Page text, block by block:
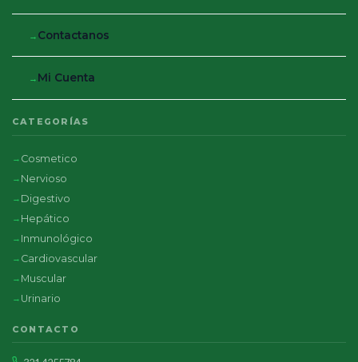
Contactanos
Mi Cuenta
CATEGORÍAS
Cosmetico
Nervioso
Digestivo
Hepático
Inmunológico
Cardiovascular
Muscular
Urinario
CONTACTO